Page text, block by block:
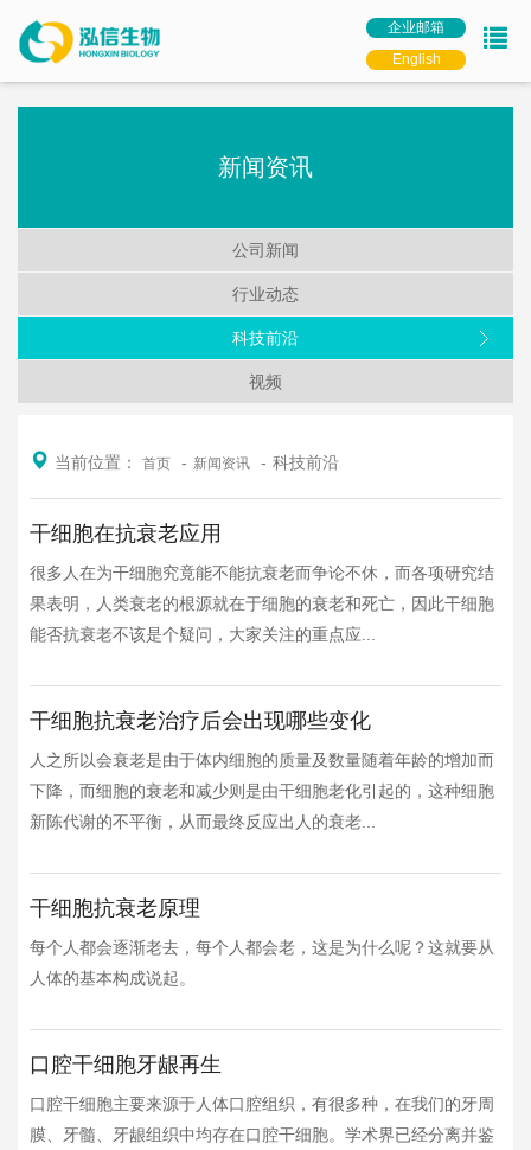
企业邮箱
English
新闻资讯
公司新闻
行业动态
科技前沿
视频
当前位置： 首页 新闻资讯 科技前沿
干细胞在抗衰老应用
很多人在为干细胞究竟能不能抗衰老而争论不休，而各项研究结
果表明，人类衰老的根源就在于细胞的衰老和死亡，因此干细胞
能否抗衰老不该是个疑问，大家关注的重点应...
干细胞抗衰老治疗后会出现哪些变化
人之所以会衰老是由于体内细胞的质量及数量随着年龄的增加而
下降，而细胞的衰老和减少则是由干细胞老化引起的，这种细胞
新陈代谢的不平衡，从而最终反应出人的衰老...
干细胞抗衰老原理
每个人都会逐渐老去，每个人都会老，这是为什么呢？这就要从
人体的基本构成说起。
口腔干细胞牙龈再生
口腔干细胞主要来源于人体口腔组织，有很多种，在我们的牙周
膜、牙髓、牙龈组织中均存在口腔干细胞。学术界已经分离并鉴